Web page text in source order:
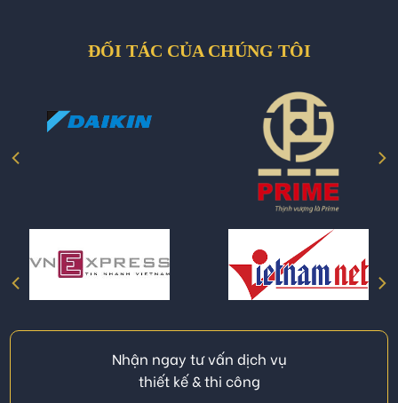
ĐỐI TÁC CỦA CHÚNG TÔI
Nhận ngay tư vấn dịch vụ
thiết kế & thi công